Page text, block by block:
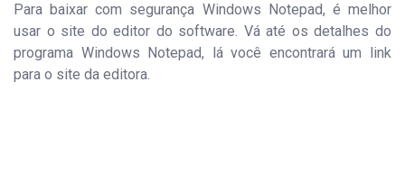
Para baixar com segurança Windows Notepad, é melhor
usar o site do editor do software. Vá até os detalhes do
programa Windows Notepad, lá você encontrará um link
para o site da editora.